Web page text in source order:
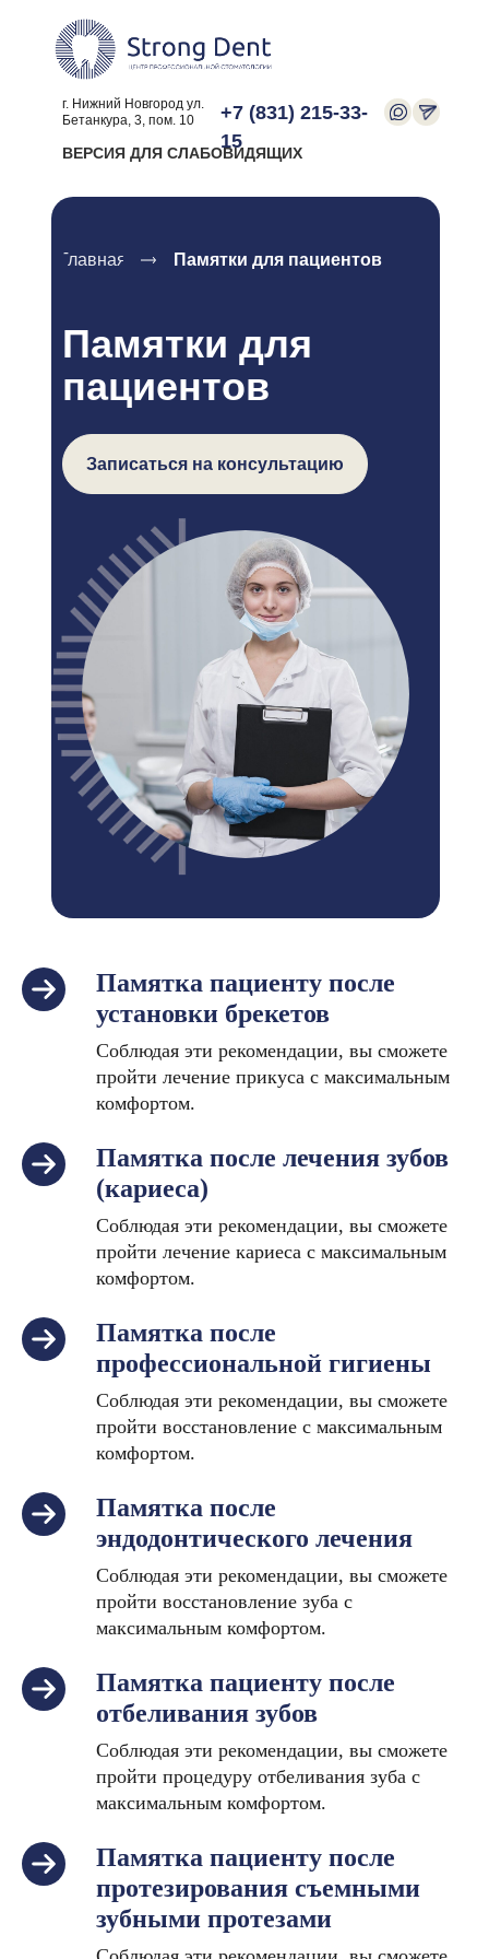
+7 (831) 215-33-
15
г. Нижний Новгород ул.
Бетанкура, 3, пом. 10
ВЕРСИЯ ДЛЯ СЛАБОВИДЯЩИХ
Памятки для
пациентов
Записаться на консультацию
Главная Памятки для пациентов
Памятка пациенту после
установки брекетов
Соблюдая эти рекомендации, вы сможете
пройти лечение прикуса с максимальным
комфортом.
Памятка после лечения зубов
(кариеса)
Соблюдая эти рекомендации, вы сможете
пройти лечение кариеса с максимальным
комфортом.
Памятка после
профессиональной гигиены
Соблюдая эти рекомендации, вы сможете
пройти восстановление с максимальным
комфортом.
Памятка после
эндодонтического лечения
Соблюдая эти рекомендации, вы сможете
пройти восстановление зуба с
максимальным комфортом.
Памятка пациенту после
отбеливания зубов
Соблюдая эти рекомендации, вы сможете
пройти процедуру отбеливания зуба с
максимальным комфортом.
Памятка пациенту после
протезирования съемными
зубными протезами